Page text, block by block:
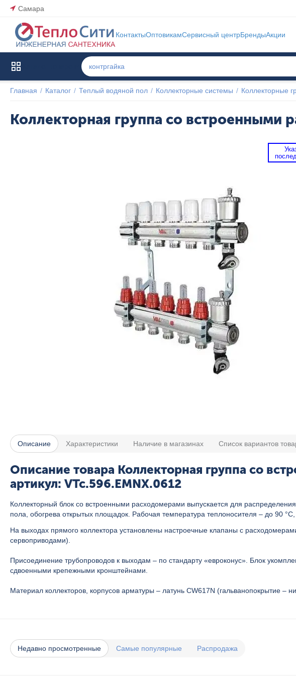
Самара
КонтактыОптовикамСервисный центрБрендыАкции
Главная / Каталог / Теплый водяной пол / Коллекторные системы / Коллекторные
Коллекторная группа со встроенными
Описание Характеристики Наличие в магазинах Список вариантов
Описание товара Коллекторная группа со
артикул: VTc.596.EMNX.0612
Коллекторный блок со встроенными расходомерами выпускается для
пола, обогрева открытых площадок. Рабочая температура теплоносителя – до 90
На выходах прямого коллектора установлены настроечные клапаны с
сервоприводами).
Присоединение трубопроводов к выходам – по стандарту «евроконус». Блок
сдвоенными крепежными кронштейнами.
Материал коллекторов, корпусов арматуры – латунь CW617N (гальванопокрытие –
Недавно просмотренные Самые популярные Распродажа